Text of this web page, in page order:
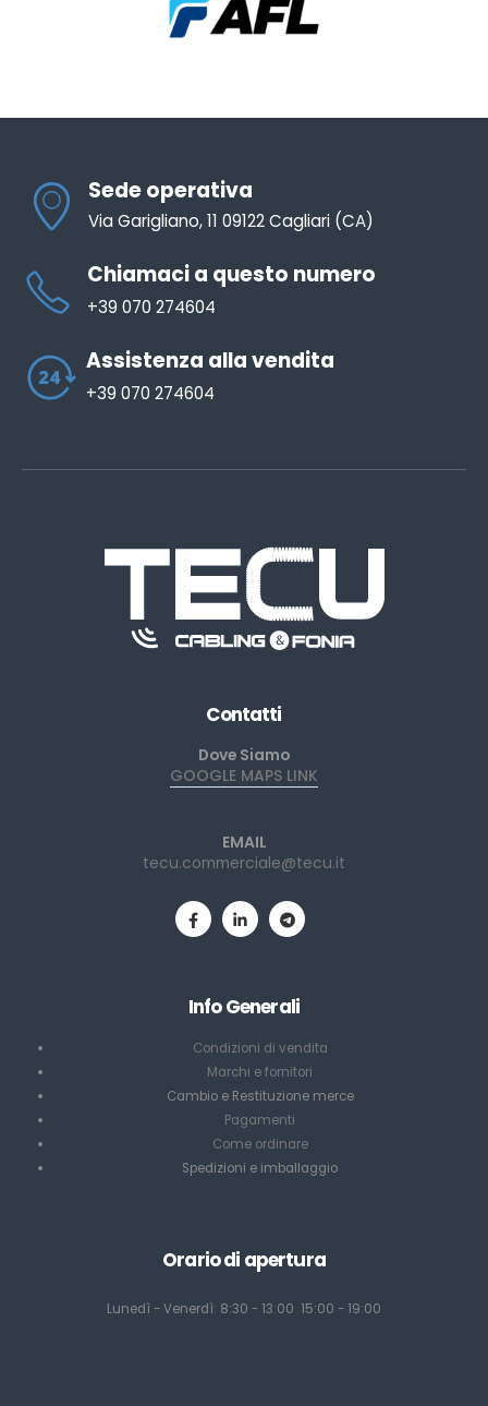
Sede operativa
Via Garigliano, 11 09122 Cagliari (CA)
Chiamaci a questo numero
+39 070 274604
Assistenza alla vendita
+39 070 274604
Contatti
Dove Siamo
GOOGLE MAPS LINK
EMAIL
tecu.commerciale@tecu.it
Info Generali
Condizioni di vendita
Marchi e fornitori
Cambio e Restituzione merce
Pagamenti
Come ordinare
Spedizioni e imballaggio
Orario di apertura
Lunedì - Venerdì: 8:30 - 13:00 15:00 - 19:00